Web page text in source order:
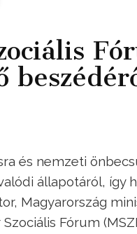
és nemzeti
állapotáról,
Magyarország
Fórum